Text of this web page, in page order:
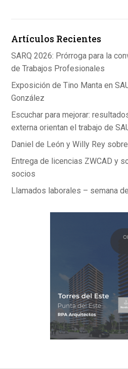
o
k
p
p
Artículos Recientes
SARQ 2026: Prórroga para la
de Trabajos Profesionales
Exposición de Tino Manta en
González
Escuchar para mejorar:
externa orientan el trabajo de
Daniel de León y Willy Rey
Entrega de licencias ZWCAD y
socios
Llamados laborales – semana